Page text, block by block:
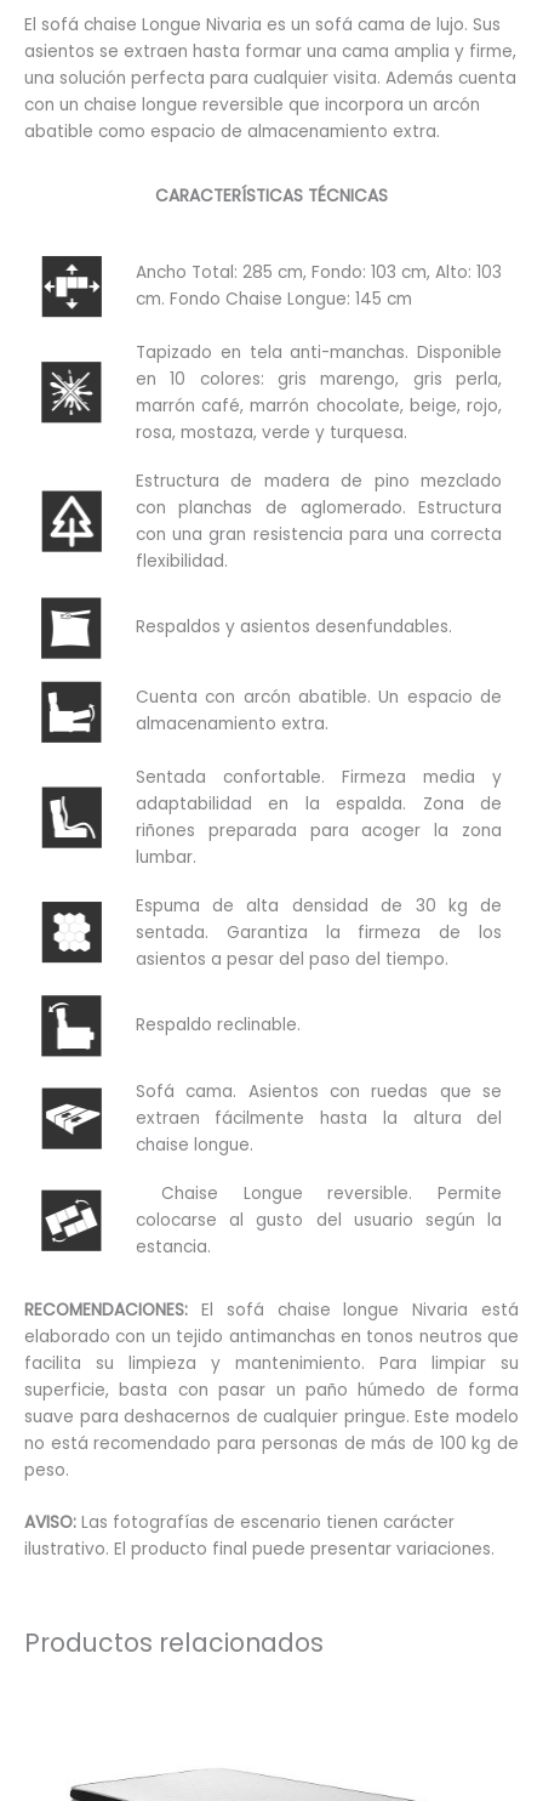
El sofá chaise Longue Nivaria es un sofá cama de lujo. Sus
asientos se extraen hasta formar una cama amplia y firme,
una solución perfecta para cualquier visita. Además cuenta
con un chaise longue reversible que incorpora un arcón
abatible como espacio de almacenamiento extra.
CARACTERÍSTICAS TÉCNICAS
Ancho Total: 285 cm, Fondo: 103 cm, Alto: 103
cm. Fondo Chaise Longue: 145 cm
Tapizado en tela anti-manchas. Disponible
en 10 colores: gris marengo, gris perla,
marrón café, marrón chocolate, beige, rojo,
rosa, mostaza, verde y turquesa.
Estructura de madera de pino mezclado
con planchas de aglomerado. Estructura
con una gran resistencia para una correcta
flexibilidad.
Respaldos y asientos desenfundables.
Cuenta con arcón abatible. Un espacio de
almacenamiento extra.
Sentada confortable. Firmeza media y
adaptabilidad en la espalda. Zona de
riñones preparada para acoger la zona
lumbar.
Espuma de alta densidad de 30 kg de
sentada. Garantiza la firmeza de los
asientos a pesar del paso del tiempo.
Respaldo reclinable.
Sofá cama. Asientos con ruedas que se
extraen fácilmente hasta la altura del
chaise longue.
Chaise Longue reversible. Permite
colocarse al gusto del usuario según la
estancia.
RECOMENDACIONES: El sofá chaise longue Nivaria está
elaborado con un tejido antimanchas en tonos neutros que
facilita su limpieza y mantenimiento. Para limpiar su
superficie, basta con pasar un paño húmedo de forma
suave para deshacernos de cualquier pringue. Este modelo
no está recomendado para personas de más de 100 kg de
peso.
AVISO: Las fotografías de escenario tienen carácter
ilustrativo. El producto final puede presentar variaciones.
Productos relacionados